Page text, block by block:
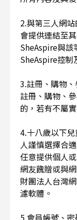
2.與第三人網
會提供連結至
SheAspire與該
SheAspire控制
3.註冊、購物
註冊、購物、
的，若有不屬
4.十八歲以下
人謹慎選擇合
任意提供個人
網友餽贈或與
財團法人台灣
濾軟體。
5.會員帳號、